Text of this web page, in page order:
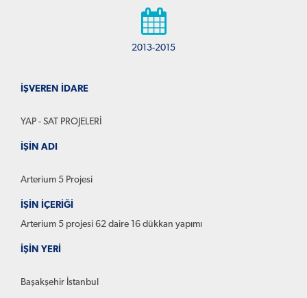
2013-2015
İŞVEREN İDARE
YAP - SAT PROJELERİ
İŞİN ADI
Arterium 5 Projesi
İŞİN İÇERİĞİ
Arterium 5 projesi 62 daire 16 dükkan yapımı
İŞİN YERİ
Başakşehir İstanbul